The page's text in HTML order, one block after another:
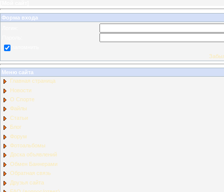
Форма входа
Меню сайта
Главная страница
Новости
О Спорте
Файлы
Статьи
Блог
Форум
Фотоальбомы
Доска объявлений
Обмен Баннерами
Обратная связь
Друзья сайта